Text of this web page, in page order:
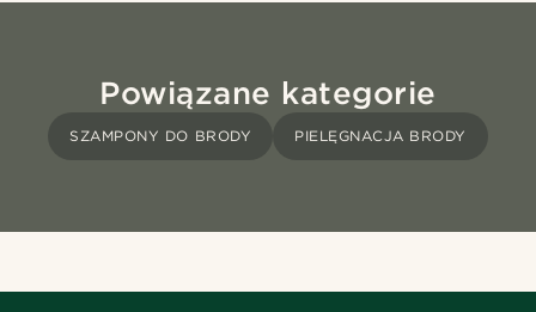
Powiązane kategorie
SZAMPONY DO BRODY PIELĘGNACJA BRODY